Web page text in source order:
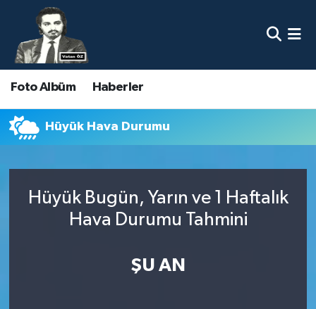
Foto Albüm Haberler
Hüyük Hava Durumu
Hüyük Bugün, Yarın ve 1 Haftalık
Hava Durumu Tahmini
ŞU AN
Nöbetçi Eczaneler
Hava Durumu
Namaz Vakitleri
Süper Lig Puan Durumu ve Fikstür
Son Dakika Haberleri